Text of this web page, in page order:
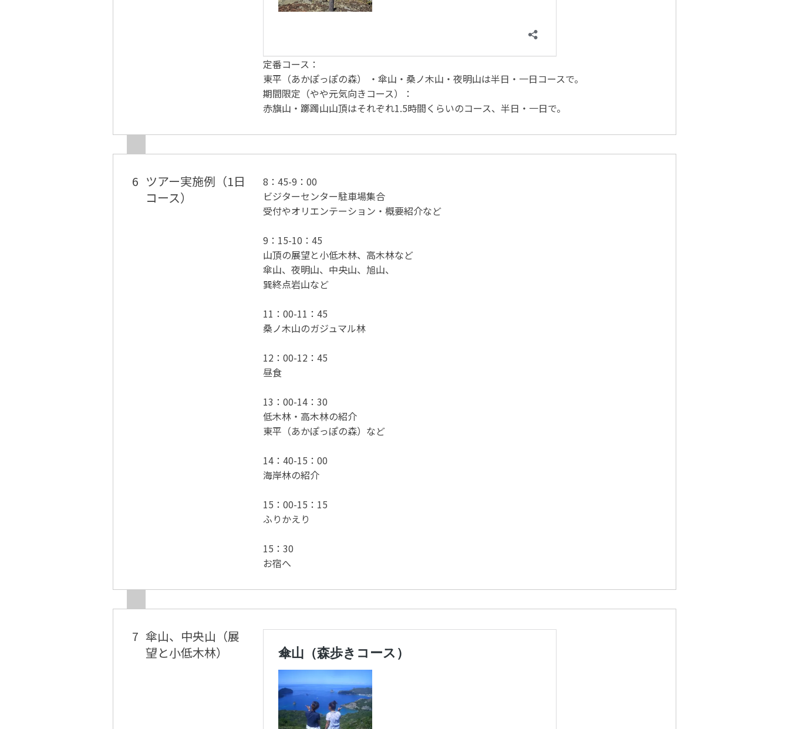
定番コース：
東平（あかぽっぽの森） ・傘山・桑ノ木山・夜明山は半日・一日コースで。
期間限定（やや元気向きコース）：
赤旗山・躑躅山山頂はそれぞれ1.5時間くらいのコース、半日・一日で。
6 ツアー実施例（1日
コース）
8：45-9：00
ビジターセンター駐車場集合
受付やオリエンテーション・概要紹介など
9：15-10：45
山頂の展望と小低木林、高木林など
傘山、夜明山、中央山、旭山、
巽終点岩山など
11：00-11：45
桑ノ木山のガジュマル林
12：00-12：45
昼食
13：00-14：30
低木林・高木林の紹介
東平（あかぽっぽの森）など
14：40-15：00
海岸林の紹介
15：00-15：15
ふりかえり
15：30
お宿へ
7 傘山、中央山（展
望と小低木林）